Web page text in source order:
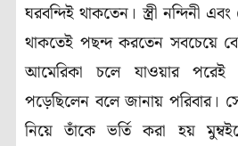
ঘরবন্দিই থাকতেন। স্ত্রী নন্দিনী
থাকতেই পছন্দ করতেন সবচেয়ে
আমেরিকা চলে যাওয়ার পরেই
পড়েছিলেন বলে জানায় পরিবার।
নিয়ে তাঁকে ভর্তি করা হয়